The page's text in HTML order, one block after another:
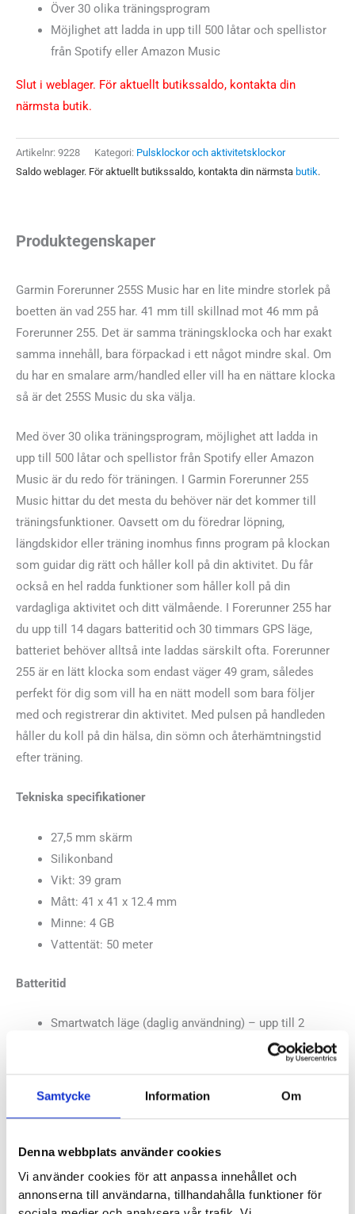
Samtycke Information Om
Denna webbplats använder cookies
Vi använder cookies för att anpassa innehållet och
annonserna till användarna, tillhandahålla funktioner för
Över 30 olika träningsprogram
Möjlighet att ladda in upp till 500 låtar och spellistor
från Spotify eller Amazon Music
Slut i weblager. För aktuellt butikssaldo, kontakta din
närmsta butik.
Artikelnr: 9228 Kategori: Pulsklockor och aktivitetsklockor
Saldo weblager. För aktuellt butikssaldo, kontakta din närmsta butik.
Produktegenskaper
Garmin Forerunner 255S Music har en lite mindre storlek på
boetten än vad 255 har. 41 mm till skillnad mot 46 mm på
Forerunner 255. Det är samma träningsklocka och har exakt
samma innehåll, bara förpackad i ett något mindre skal. Om
du har en smalare arm/handled eller vill ha en nättare klocka
så är det 255S Music du ska välja.
Med över 30 olika träningsprogram, möjlighet att ladda in
upp till 500 låtar och spellistor från Spotify eller Amazon
Music är du redo för träningen. I Garmin Forerunner 255
Music hittar du det mesta du behöver när det kommer till
träningsfunktioner. Oavsett om du föredrar löpning,
längdskidor eller träning inomhus finns program på klockan
som guidar dig rätt och håller koll på din aktivitet. Du får
också en hel radda funktioner som håller koll på din
vardagliga aktivitet och ditt välmående. I Forerunner 255 har
du upp till 14 dagars batteritid och 30 timmars GPS läge,
batteriet behöver alltså inte laddas särskilt ofta. Forerunner
255 är en lätt klocka som endast väger 49 gram, således
perfekt för dig som vill ha en nätt modell som bara följer
med och registrerar din aktivitet. Med pulsen på handleden
håller du koll på din hälsa, din sömn och återhämtningstid
efter träning.
Tekniska specifikationer
27,5 mm skärm
Silikonband
Vikt: 39 gram
Mått: 41 x 41 x 12.4 mm
Minne: 4 GB
Vattentät: 50 meter
Batteritid
Smartwatch läge (daglig användning) – upp till 2
Funktioner
Pulsmätning vid handleden